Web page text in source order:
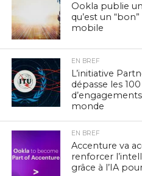
Ookla publie
qu’est un “bon”
mobile
EN BREF
L’initiative
dépasse les
monde
EN BREF
Accenture va
renforcer
grâce à l’IA